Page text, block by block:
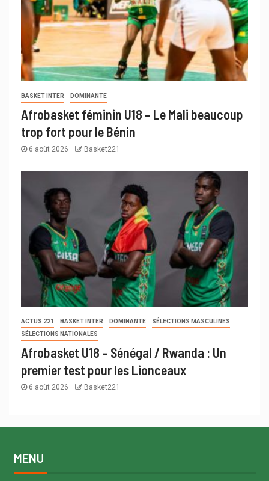
BASKET INTER DOMINANTE
Afrobasket féminin U18 – Le Mali beaucoup
trop fort pour le Bénin
6 août 2026 Basket221
ACTUS 221 BASKET INTER DOMINANTE
SÉLECTIONS MASCULINES
SÉLECTIONS NATIONALES
Afrobasket U18 – Sénégal / Rwanda : Un
premier test pour les Lionceaux
6 août 2026 Basket221
MENU